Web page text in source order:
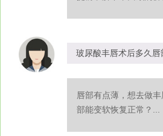
玻尿酸丰唇术后多久唇
唇部有点薄，想去做
部能变软恢复正常？...